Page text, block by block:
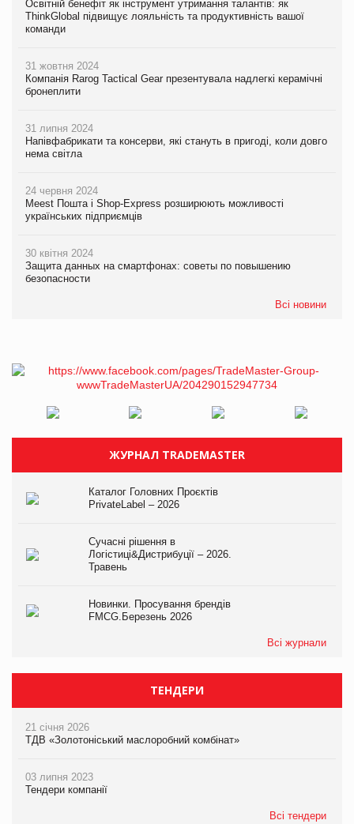
Освітній бенефіт як інструмент утримання талантів: як
ThinkGlobal підвищує лояльність та продуктивність вашої
команди
31 жовтня 2024
Компанія Rarog Tactical Gear презентувала надлегкі керамічні
бронеплити
31 липня 2024
Напівфабрикати та консерви, які стануть в пригоді, коли довго
нема світла
24 червня 2024
Meest Пошта і Shop-Express розширюють можливості
українських підприємців
30 квітня 2024
Защита данных на смартфонах: советы по повышению
безопасности
Всі новини
ЖУРНАЛ TRADEMASTER
Каталог Головних Проєктів
PrivateLabel – 2026
Сучасні рішення в
Логістиці&Дистрибуції – 2026.
Травень
Новинки. Просування брендів
FMCG.Березень 2026
Всі журнали
ТЕНДЕРИ
21 січня 2026
ТДВ «Золотоніський маслоробний комбінат»
03 липня 2023
Тендери компанії
Всі тендери